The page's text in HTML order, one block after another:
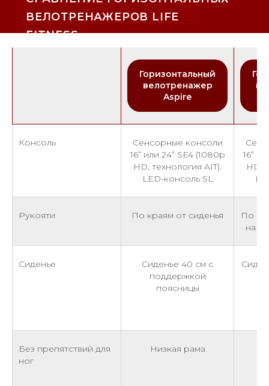
ВЕЛОТРЕНАЖЕРОВ LIFE
FITNESS
Горизонтальный
велотренажер
Aspire
Консоль
Сенсорные консоли
16” или 24” SE4 (1080p
HD, технология AIT).
LED-консоль SL
16”
HD,
Рукояти По краям от сиденья
По
на
Сиденье
Сиденье 40 см с
поддержкой
поясницы
Без препятствий для
ног
Низкая рама